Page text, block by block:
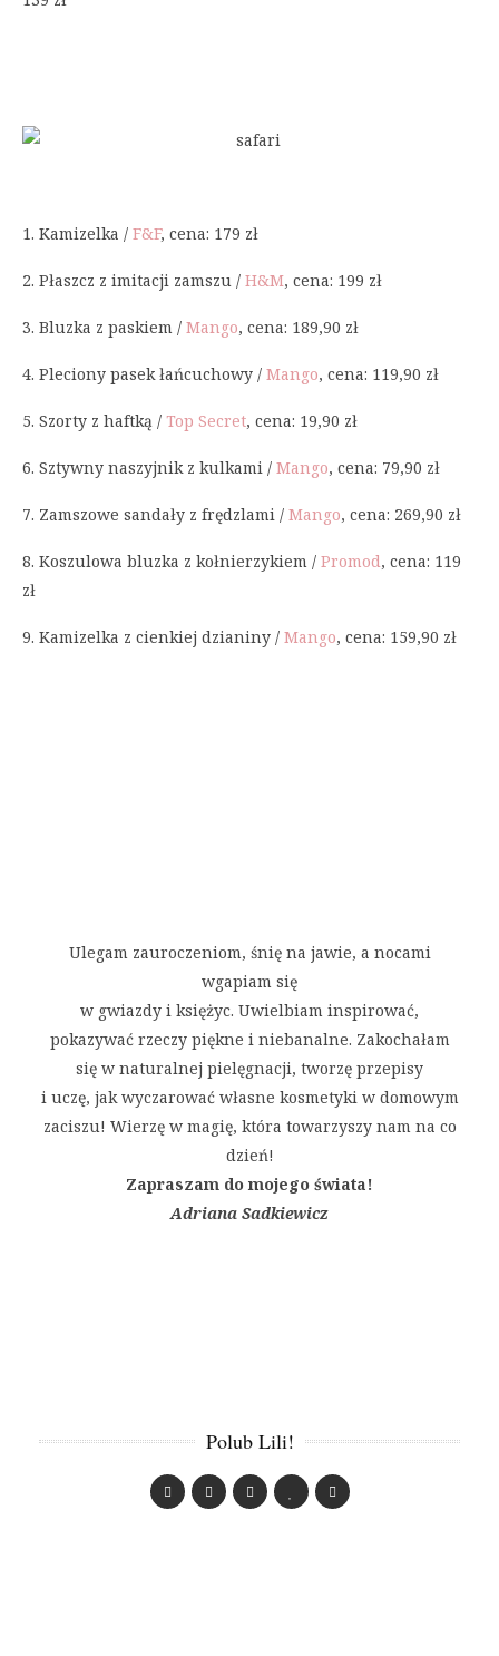
1. Kamizelka / F&F, cena: 179 zł
2. Płaszcz z imitacji zamszu / H&M, cena: 199 zł
3. Bluzka z paskiem / Mango, cena: 189,90 zł
4. Pleciony pasek łańcuchowy / Mango, cena: 119,90 zł
5. Szorty z haftką / Top Secret, cena: 19,90 zł
6. Sztywny naszyjnik z kulkami / Mango, cena: 79,90 zł
7. Zamszowe sandały z frędzlami / Mango, cena: 269,90 zł
8. Koszulowa bluzka z kołnierzykiem / Promod, cena: 119
zł
9. Kamizelka z cienkiej dzianiny / Mango, cena: 159,90 zł
Ulegam zauroczeniom, śnię na jawie, a nocami
wgapiam się
w gwiazdy i księżyc. Uwielbiam inspirować,
pokazywać rzeczy piękne i niebanalne. Zakochałam
się w naturalnej pielęgnacji, tworzę przepisy
i uczę, jak wyczarować własne kosmetyki w domowym
zaciszu! Wierzę w magię, która towarzyszy nam na co
dzień!
Zapraszam do mojego świata!
Adriana Sadkiewicz
Polub Lili!